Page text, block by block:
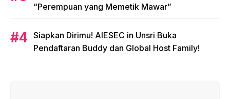
“Perempuan yang Memetik Mawar”
Siapkan Dirimu! AIESEC in Unsri Buka
Pendaftaran Buddy dan Global Host Family!